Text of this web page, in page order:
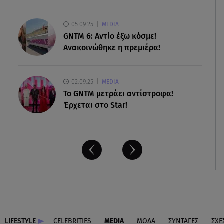
Συνελήφθη 31χρονος για τις δολοφονίες του
«Ζαμπόν» και του Σκαφτούρου
05.09.25 MEDIA
GNTM 6: Αντίο έξω κόσμε!
Ανακοινώθηκε η πρεμιέρα!
02.09.25 MEDIA
Το GNTM μετράει αντίστροφα!
Έρχεται στο Star!
LIFESTYLE CELEBRITIES MEDIA ΜΟΔΑ ΣΥΝΤΑΓΕΣ